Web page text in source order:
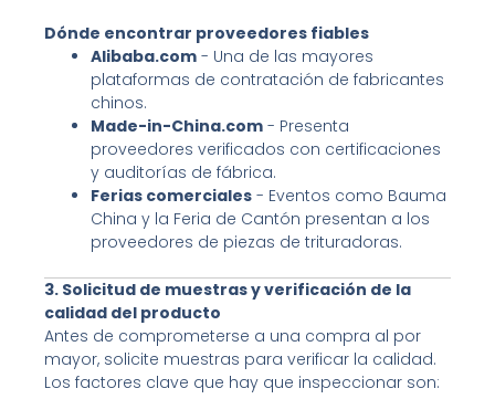
Dónde encontrar proveedores fiables
Alibaba.com- Una de las mayores
plataformas de contratación de fabricantes
chinos.
Made-in-China.com- Presenta
proveedores verificados con certificaciones
y auditorías de fábrica.
Ferias comerciales- Eventos como Bauma
China y la Feria de Cantón presentan a los
proveedores de piezas de trituradoras.
3. Solicitud de muestras y verificación de la
calidad del producto
Antes de comprometerse a una compra al por
mayor, solicite muestras para verificar la calidad.
Los factores clave que hay que inspeccionar son: